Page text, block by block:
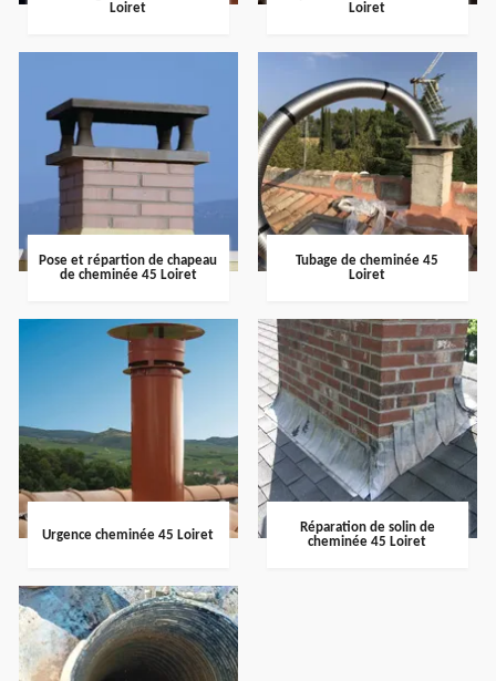
Loiret
Loiret
Pose et répartion de chapeau
de cheminée 45 Loiret
Tubage de cheminée 45
Loiret
Urgence cheminée 45 Loiret
Réparation de solin de
cheminée 45 Loiret